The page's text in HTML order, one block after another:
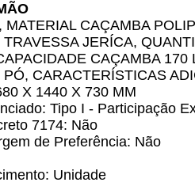
MATERIAL CAÇAMBA
JERÍCA,
CAÇAMBA
CARACTERÍSTICAS
X 1440 X 730 MM
Tipo I - Participação
7174: Não
de Preferência: Não
Unidade